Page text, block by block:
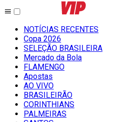
NOTÍCIAS RECENTES
Copa 2026
SELEÇÃO BRASILEIRA
Mercado da Bola
FLAMENGO
Apostas
AO VIVO
BRASILEIRÃO
CORINTHIANS
PALMEIRAS